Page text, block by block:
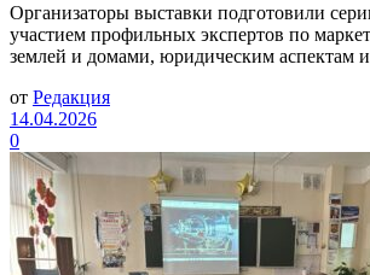
Организаторы выставки подготовили
участием профильных экспертов по
землей и домами, юридическим аспектам и
от Редакция
14.04.2026
0